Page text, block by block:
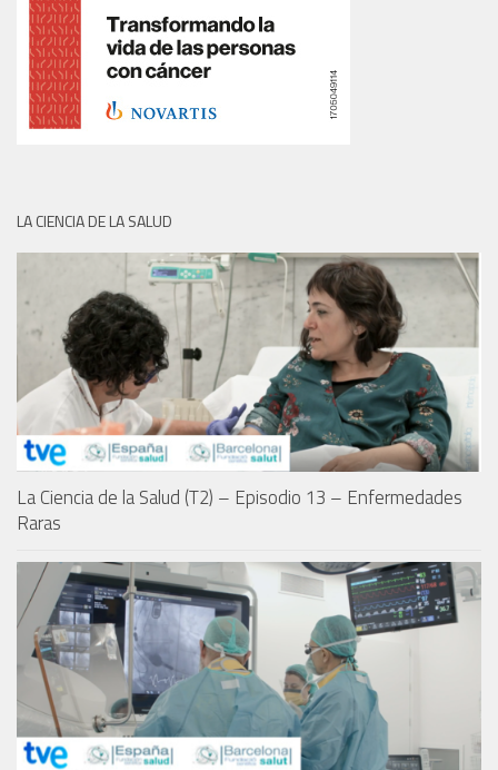
LA CIENCIA DE LA SALUD
La Ciencia de la Salud (T2) – Episodio 13 – Enfermedades
Raras